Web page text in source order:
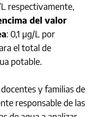
respectivamente,
del valor
: 0,1 µg/L por
el total de
potable.
y familias de
responsable de las